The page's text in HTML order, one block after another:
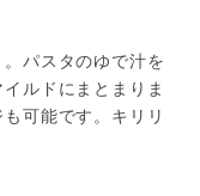
パスタのゆで汁を
ルドにまとまりま
可能です。キリリ